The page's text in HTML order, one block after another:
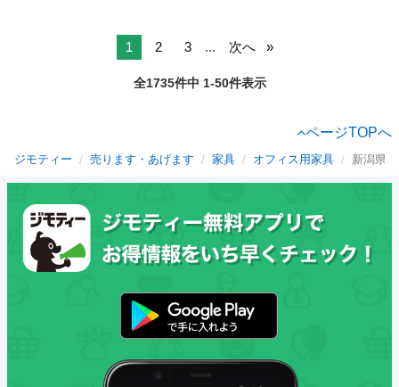
1 2 3 ... 次へ
全1735件中 1-50件表示
ページTOPへ
ジモティー 売ります・あげます 家具 オフィス用家具 新潟県